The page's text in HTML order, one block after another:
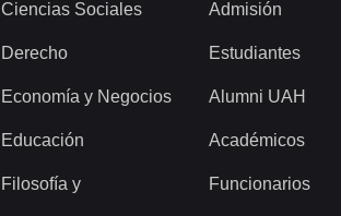
Ciencias Sociales
Derecho
Economía y Negocios
Educación
Filosofía y
Admisión
Estudiantes
Alumni UAH
Académicos
Funcionarios